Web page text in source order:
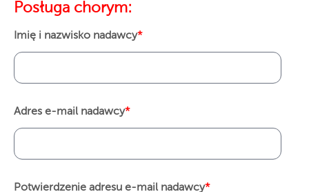
Posługa chorym:
Imię i nazwisko nadawcy*
Adres e-mail nadawcy*
Potwierdzenie adresu e-mail nadawcy*